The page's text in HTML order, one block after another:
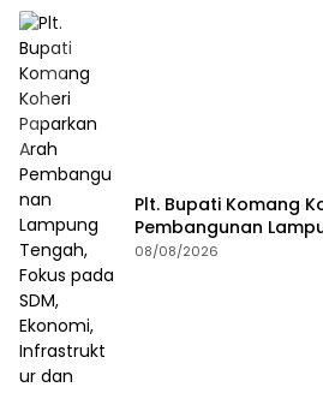
Plt. Bupati Komang
Pembangunan
pada SDM, Ekonomi,
08/08/2026